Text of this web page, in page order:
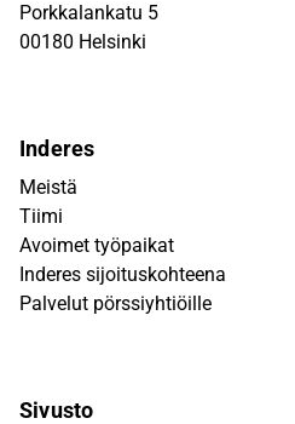
Porkkalankatu 5
00180 Helsinki
Inderes
Meistä
Tiimi
Avoimet työpaikat
Inderes sijoituskohteena
Palvelut pörssiyhtiöille
Sivusto